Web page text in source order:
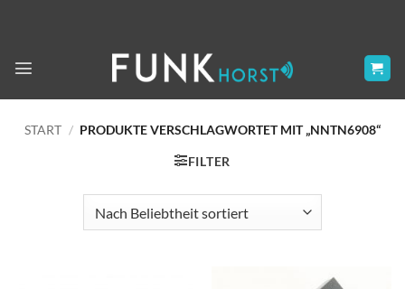
START / PRODUKTE VERSCHLAGWORTET MIT „NNTN6908“
FILTER